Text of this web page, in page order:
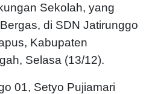
Sekolah, yang
di SDN Jatirunggo
Kabupaten
Selasa (13/12).
01, Setyo Pujiamari